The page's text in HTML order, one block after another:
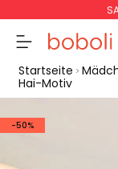
Startseite
Hai-Motiv
-50%